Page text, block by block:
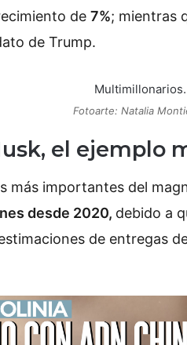
de 7%; mientras
de Trump.
Fotoarte: Natalia
el ejemplo
más importantes del
desde 2020, debido a
de entregas